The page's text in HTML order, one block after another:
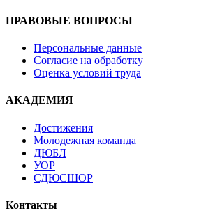
ПРАВОВЫЕ ВОПРОСЫ
Персональные данные
Согласие на обработку
Оценка условий труда
АКАДЕМИЯ
Достижения
Молодежная команда
ДЮБЛ
УОР
СДЮСШОР
Контакты